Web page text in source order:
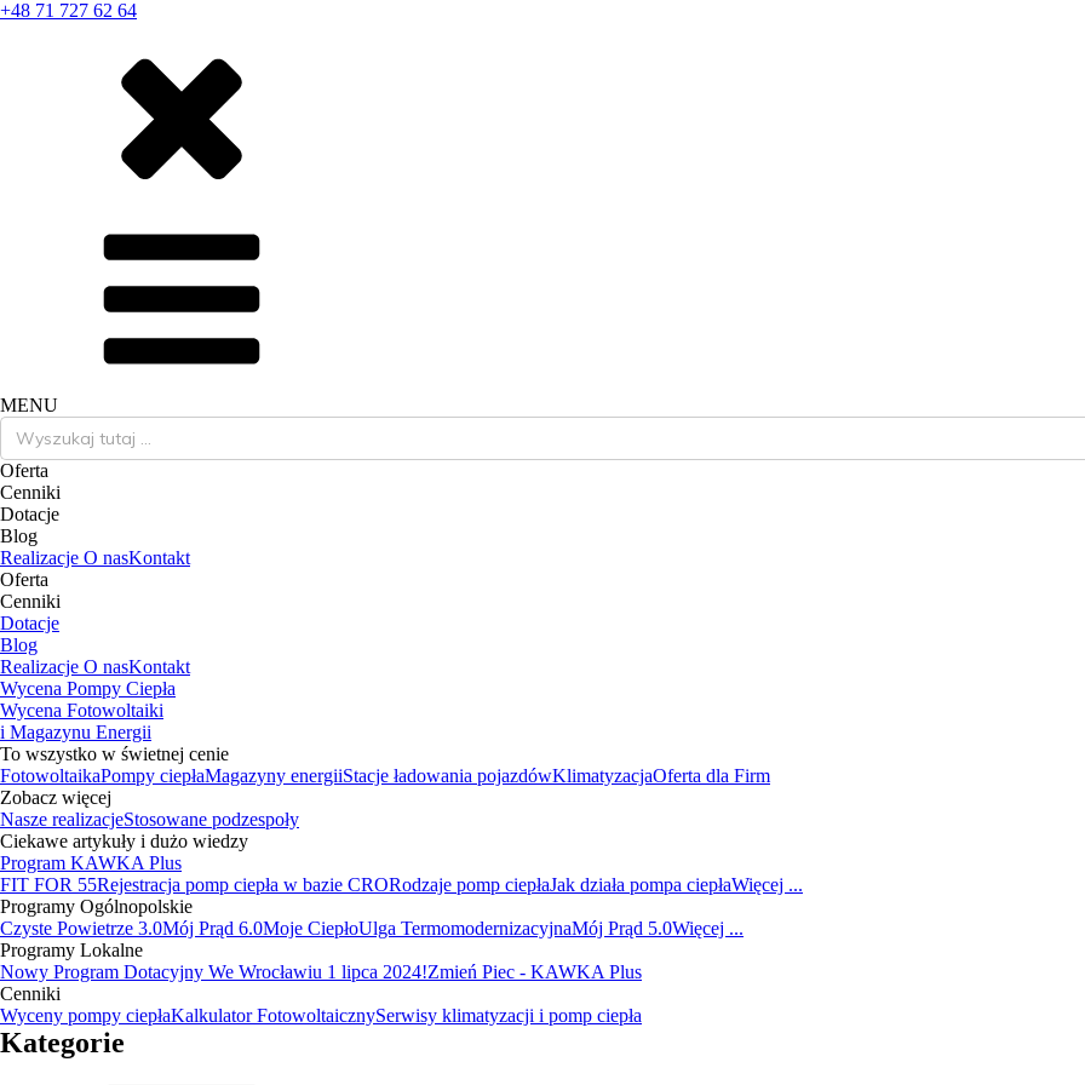
+48 71 727 62 64
MENU
Search
for:
Oferta
Cenniki
Dotacje
Blog
Realizacje O nasKontakt
Oferta
Cenniki
Dotacje
Blog
Realizacje O nasKontakt
Wycena Pompy Ciepła
Wycena Fotowoltaiki
i Magazynu Energii
To wszystko w świetnej cenie
FotowoltaikaPompy ciepłaMagazyny energiiStacje ładowania pojazdówKlimatyzacjaOferta dla Firm
Zobacz więcej
Nasze realizacjeStosowane podzespoły
Ciekawe artykuły i dużo wiedzy
Program KAWKA Plus
FIT FOR 55Rejestracja pomp ciepła w bazie CRORodzaje pomp ciepłaJak działa pompa ciepłaWięcej ...
Programy Ogólnopolskie
Czyste Powietrze 3.0Mój Prąd 6.0Moje CiepłoUlga TermomodernizacyjnaMój Prąd 5.0Więcej ...
Programy Lokalne
Nowy Program Dotacyjny We Wrocławiu 1 lipca 2024!Zmień Piec - KAWKA Plus
Cenniki
Wyceny pompy ciepłaKalkulator FotowoltaicznySerwisy klimatyzacji i pomp ciepła
Kategorie